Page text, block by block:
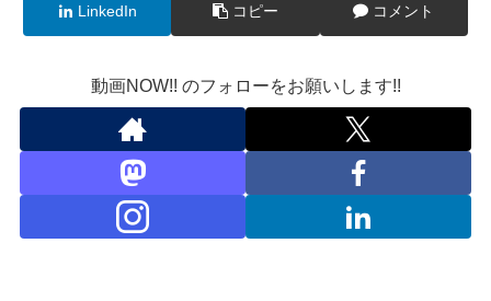
LinkedIn コピー コメント
動画NOW!! のフォローをお願いします!!